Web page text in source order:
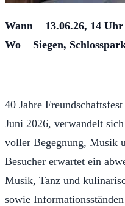
Wann 13.06.26, 14 Uhr
Wo Siegen,
40 Jahre
Juni 2026, verwandelt
voller Begegnung, Musik
Besucher erwartet ein
Musik, Tanz und
sowie